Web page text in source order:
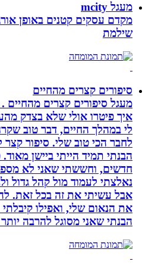
מעגל mcity
מקדם עסקים קטנים באופן אורגני
שילמת
סיפורים קצרים מהחיים
מעגל סיפורים קצרים מהחיים .
איך פיטרו אולי שלא בצדק
לי במהלך החיים, דבר טוב שקרה
לחבר הכי טוב שלי. סיפור קצר
הבנתי תמיד הייתי ביישן מאוד.
חדשים, וחששתי שאני לא מספיק
נאלצתי לעמוד מול קהל גדול
אבל עשיתי את זה בכל זאת.
את הנאום שלי, ואפילו קיבלתי
הבנתי שאני מסוגל להרבה יותר